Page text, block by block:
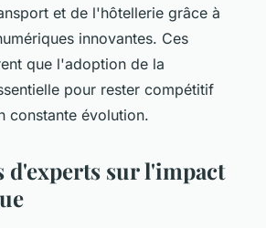
et de l'hôtellerie grâce à
innovantes. Ces
que l'adoption de la
pour rester compétitif
constante évolution.
d'experts sur l'impact